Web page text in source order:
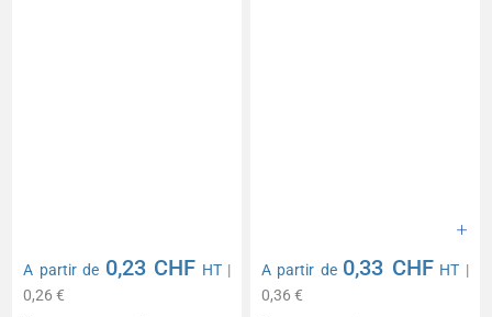
A partir de 0,23 CHF HT|
0,26 €
A partir de 0,33 CHF HT |
0,36 €